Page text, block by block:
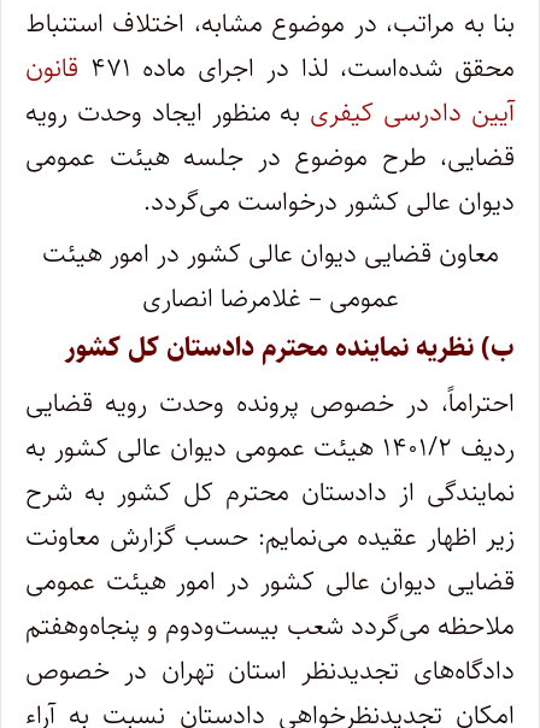
بنا به مراتب، در موضوع مشابه، اختلاف استنباط
محقق شده‌است، لذا در اجرای ماده ۴۷۱
قانون
آیین دادرسی کیفری به منظور ایجاد وحدت رویه
قضایی، طرح موضوع در جلسه هیئت عمومی
دیوان عالی کشور درخواست می‌گردد.
معاون قضایی دیوان عالی کشور در امور هیئت
عمومی – غلامرضا انصاری
ب) نظریه نماینده محترم دادستان کل کشور
احتراماً، در خصوص پرونده وحدت رویه قضایی
ردیف ۱۴۰۱/۲ هیئت عمومی دیوان عالی کشور به
نمایندگی از دادستان محترم کل کشور به شرح
زیر اظهار عقیده می‌نمایم: حسب گزارش معاونت
قضایی دیوان عالی کشور در امور هیئت عمومی
ملاحظه می‌گردد شعب بیست‌و‌دوم و پنجاه‌و‌هفتم
دادگاه‌های تجدیدنظر استان تهران در خصوص
امکان تجدیدنظرخواهی دادستان نسبت به آراء